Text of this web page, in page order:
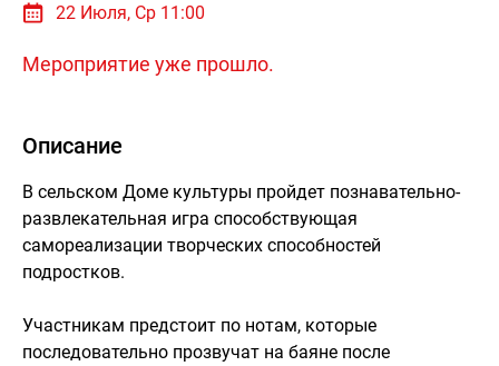
22 Июля, Ср 11:00
Мероприятие уже прошло.
Описание
В сельском Доме культуры пройдет познавательно-
развлекательная игра способствующая
самореализации творческих способностей
подростков.
Участникам предстоит по нотам, которые
последовательно прозвучат на баяне после